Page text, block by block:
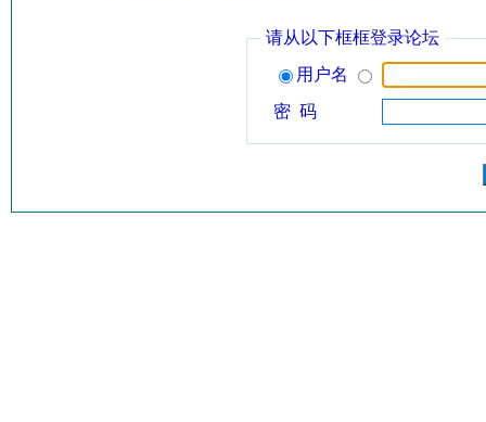
请从以下框框登录论坛
用户名
密 码